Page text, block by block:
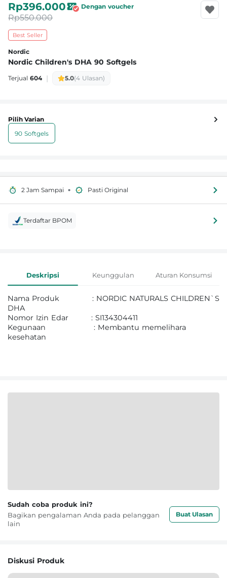
Best Seller
Nordic
Nordic Children's DHA 90 Softgels
Terjual 604 | 5.0(4 Ulasan)
Rp396.000 Dengan voucher
Rp550.000
Pilih Varian
90 Softgels
2 Jam Sampai • Pasti Original
Terdaftar BPOM
Informasi Produk
Deskripsi Keunggulan Aturan Konsumsi
Nama Produk : NORDIC NATURALS CHILDREN`S
DHA
Nomor Izin Edar : SI134304411
Kegunaan : Membantu memelihara
kesehatan
Sudah coba produk ini?
Bagikan pengalaman Anda pada pelanggan
lain
Buat Ulasan
Diskusi Produk